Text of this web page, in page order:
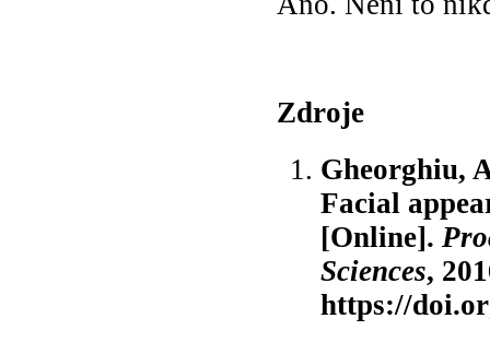
Zdroje
Gheorghiu,
Facial
[Online].
Sciences,
https://